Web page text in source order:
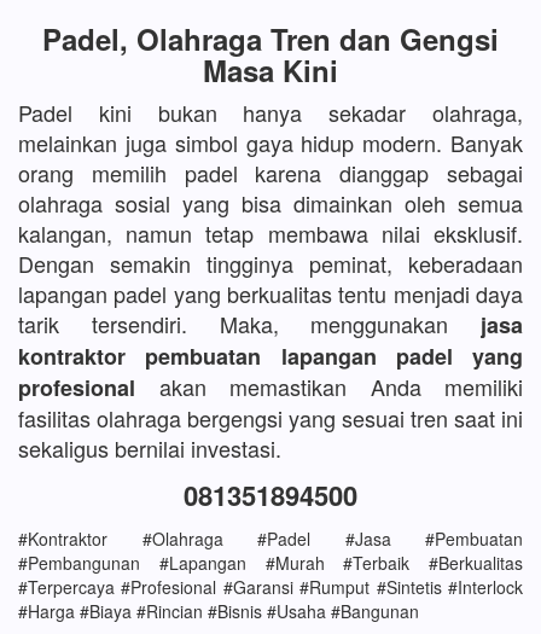
Padel, Olahraga Tren dan Gengsi
Masa Kini
Padel kini bukan hanya sekadar olahraga,
melainkan juga simbol gaya hidup modern. Banyak
orang memilih padel karena dianggap sebagai
olahraga sosial yang bisa dimainkan oleh semua
kalangan, namun tetap membawa nilai eksklusif.
Dengan semakin tingginya peminat, keberadaan
lapangan padel yang berkualitas tentu menjadi daya
tarik tersendiri. Maka, menggunakan jasa
kontraktor pembuatan lapangan padel yang
profesional akan memastikan Anda memiliki
fasilitas olahraga bergengsi yang sesuai tren saat ini
sekaligus bernilai investasi.
081351894500
#Kontraktor #Olahraga #Padel #Jasa #Pembuatan
#Pembangunan #Lapangan #Murah #Terbaik #Berkualitas
#Terpercaya #Profesional #Garansi #Rumput #Sintetis #Interlock
#Harga #Biaya #Rincian #Bisnis #Usaha #Bangunan